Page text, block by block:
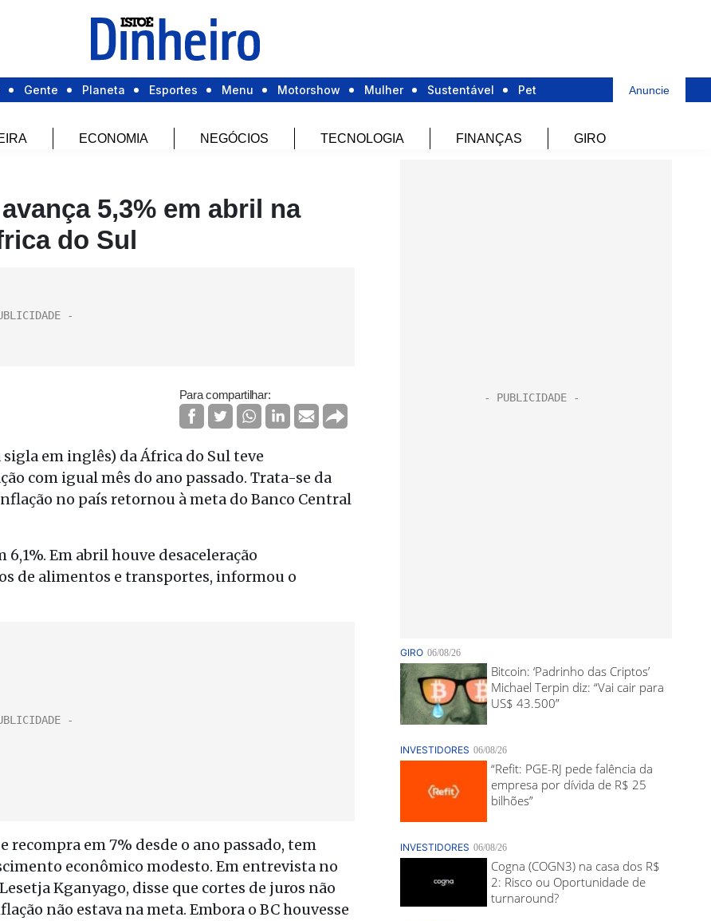
Gente Planeta Esportes Menu Motorshow Mulher Sustentável Pet Anuncie
ECONOMIA NEGÓCIOS TECNOLOGIA FINANÇAS GIRO
5,3% em abril na
do Sul
Para compartilhar:
em inglês) da África do Sul teve
com igual mês do ano passado. Trata-se da
no país retornou à meta do Banco Central
Em abril houve desaceleração
de alimentos e transportes, informou o
recompra em 7% desde o ano passado, tem
econômico modesto. Em entrevista no
Kganyago, disse que cortes de juros não
não estava na meta. Embora o BC houvesse